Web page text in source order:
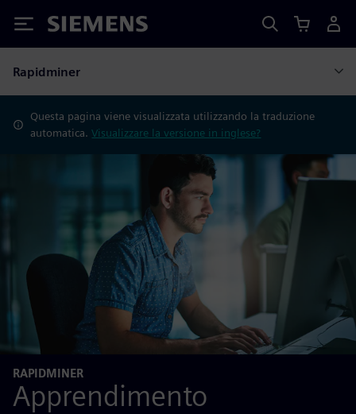
Siemens
Rapidminer
Questa pagina viene visualizzata utilizzando la traduzione
automatica.Visualizzare la versione in inglese?
RAPIDMINER
Apprendimento